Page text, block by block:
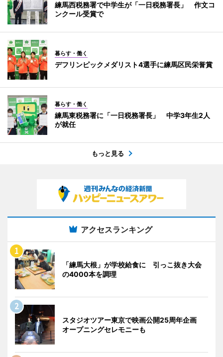
練馬西税務署で中学生が「一日税務署長」 作文コ
ンクール受賞で
暮らす・働く
デフリンピックメダリスト4選手に練馬区民栄誉賞
暮らす・働く
練馬東税務署に「一日税務署長」 中学3年生2人
が就任
もっと見る
アクセスランキング
「練馬大根」が学校給食に 引っこ抜き大会
の4000本を調理
スタジオツアー東京で映画公開25周年企画
オープニングセレモニーも